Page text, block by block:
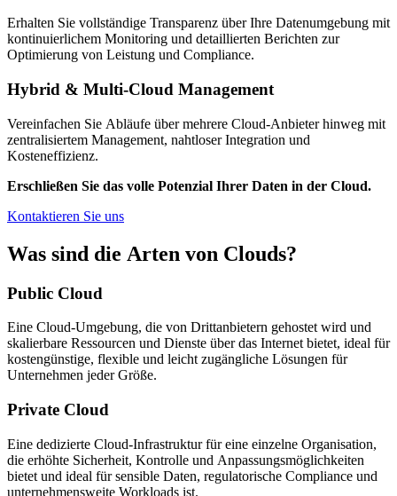
Erhalten Sie vollständige Transparenz über Ihre Datenumgebung mit
kontinuierlichem Monitoring und detaillierten Berichten zur
Optimierung von Leistung und Compliance.
Hybrid & Multi-Cloud Management
Vereinfachen Sie Abläufe über mehrere Cloud-Anbieter hinweg mit
zentralisiertem Management, nahtloser Integration und
Kosteneffizienz.
Erschließen Sie das volle Potenzial Ihrer Daten in der Cloud.
Kontaktieren Sie uns
Was sind die Arten von Clouds?
Public Cloud
Eine Cloud-Umgebung, die von Drittanbietern gehostet wird und
skalierbare Ressourcen und Dienste über das Internet bietet, ideal für
kostengünstige, flexible und leicht zugängliche Lösungen für
Unternehmen jeder Größe.
Private Cloud
Eine dedizierte Cloud-Infrastruktur für eine einzelne Organisation,
die erhöhte Sicherheit, Kontrolle und Anpassungsmöglichkeiten
bietet und ideal für sensible Daten, regulatorische Compliance und
unternehmensweite Workloads ist.